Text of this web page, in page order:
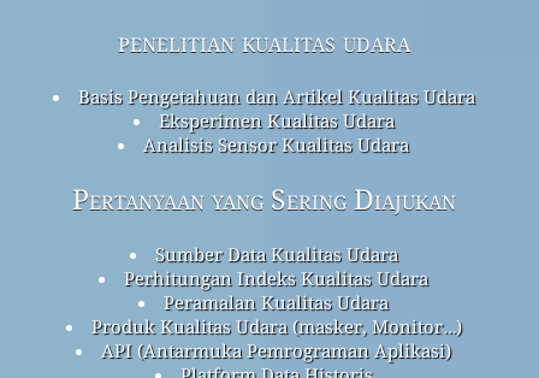
penelitian kualitas udara
Basis Pengetahuan dan Artikel Kualitas Udara
Eksperimen Kualitas Udara
Analisis Sensor Kualitas Udara
Pertanyaan yang Sering Diajukan
Sumber Data Kualitas Udara
Perhitungan Indeks Kualitas Udara
Peramalan Kualitas Udara
Produk Kualitas Udara (masker, Monitor…)
API (Antarmuka Pemrograman Aplikasi)